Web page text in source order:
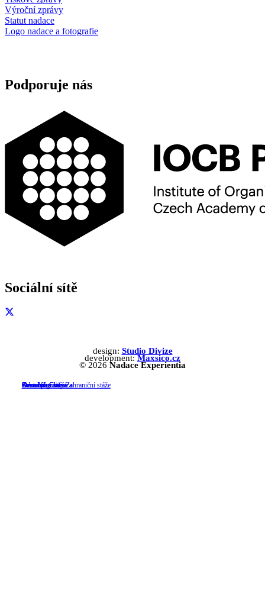
O nadaci
Start-up granty
Zahraniční stáže
Zahraniční stáže
Start-up granty Zahraniční stáže
Bezva chemie
Cena Via Chimica
Cena Via Chimica
Výroční zprávy
Statut nadace
Logo nadace a fotografie
Podporuje nás
Sociální sítě
design: Studio Divize
development:Maxsico.cz
© 2026 Nadace Experientia